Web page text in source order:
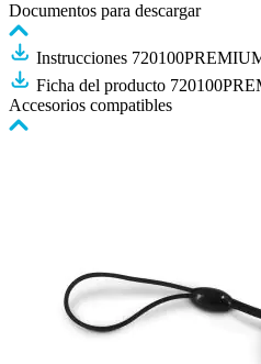
Documentos para descargar
Instrucciones
Ficha del producto
Accesorios compatibles